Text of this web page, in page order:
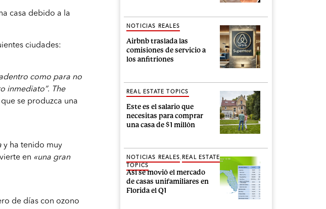
casa debido a la
ciudades:
como para no
inmediato”. The
se produzca una
y ha tenido muy
en «una gran
de días con ozono
Airbnb traslada las
comisiones de servicio a
los anfitriones
NOTICIAS REALES
Este es el salario que
necesitas para comprar
una casa de $1 millón
REAL ESTATE TOPICS
Así se movió el mercado
de casas unifamiliares en
Florida el Q1
NOTICIAS REALES REAL ESTATE
TOPICS